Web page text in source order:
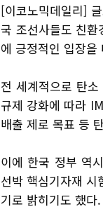
[이코노믹데일리]
국 조선사들도 친
에 긍정적인 입장
전 세계적으로 탄
규제 강화에 따라
배출 제로 목표 등
이에 한국 정부 역
선박 핵심기자재
기로 밝히기도 했다.